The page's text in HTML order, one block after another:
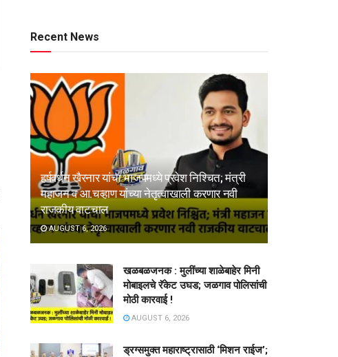
Recent News
हर्षवर्धन खैरनार यांचा भाजपमध्ये प्रवेश निश्चित; मंत्री
महाजन व आ.चव्हाण यांच्या नेतृत्वाखाली करणार नवी
राजकीय वाटचाल
AUGUST 6, 2026
खळबळजनक : मुलींच्या शाळेबाहेर मिनी
मोबाइलचे रॅकेट उघड; जळगाव पोलिसांची
मोठी कारवाई !
AUGUST 6, 2026
ड्रग्समुक्त महाराष्ट्रासाठी ‘मिशन राईज’;